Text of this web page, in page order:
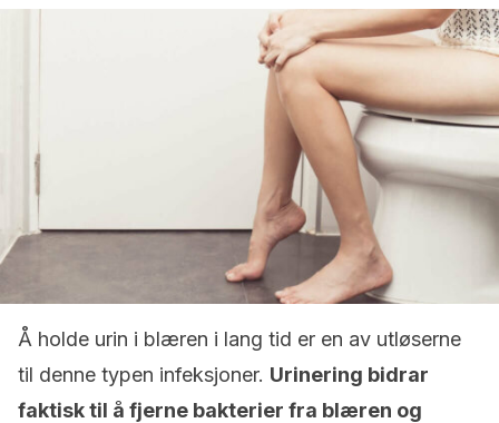
Å holde urin i blæren i lang tid er en av utløserne
til denne typen infeksjoner. Urinering bidrar
faktisk til å fjerne bakterier fra blæren og